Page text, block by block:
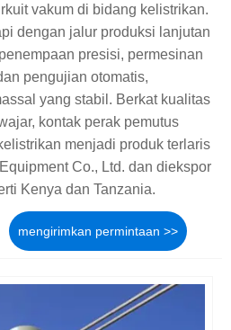
vakum di bidang kelistrikan.
dengan jalur produksi lanjutan
presisi, permesinan
pengujian otomatis,
yang stabil. Berkat kualitas
kontak perak pemutus
menjadi produk terlaris
Co., Ltd. dan diekspor
Kenya dan Tanzania.
mengirimkan permintaan >>